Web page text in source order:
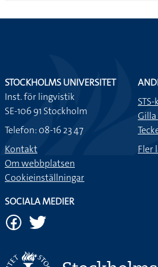
STOCKHOLMS UNIVERSITET
Inst. för lingvistik
SE-106 91 Stockholm
Telefon: 08-16 23 47
Kontakt
Om webbplatsen
Cookieinställningar
Gilla
Fler
SOCIALA MEDIER